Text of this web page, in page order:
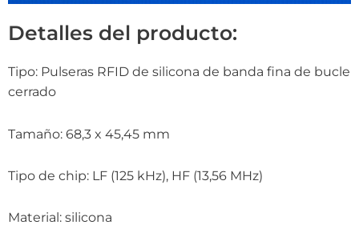
Detalles del producto:
Tipo: Pulseras RFID de silicona de banda fina de bucle
cerrado
Tamaño: 68,3 x 45,45 mm
Tipo de chip: LF (125 kHz), HF (13,56 MHz)
Material: silicona